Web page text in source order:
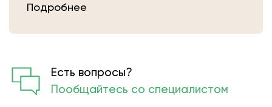
мастера выполнят срез волос и
Подробнее
Есть вопросы?
Пообщайтесь со специалистом